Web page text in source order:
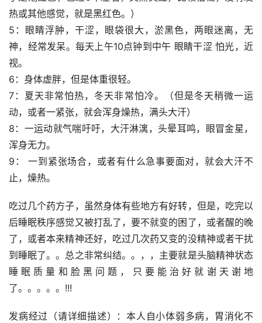
热或其他感觉，就是黑红色。）
5：眼睛浮肿，干涩，眼袋很大，淤黑色，两眼迷离，无
神，经常发呆。每天上午10点钟到中午 眼睛干涩 怕光，近
视。
6：身体虚胖，但是体重很轻。
7：夏天非常怕热，冬天非常怕冷。（但是冬天稍微一运
动，或者一紧张，就会浑身燥热，满头大汗）
8：一运动就气喘吁吁，大汗淋漓，头晕耳鸣，眼冒金星，
浑身无力。
9： 一到紧张场合，或者有什么急事要面对，就会大汗不
止，燥热。
吃过几个药方子，虽然身体有些地方有好转，但是，吃完以
后睡眠秩序感觉又被打乱了，要不就变的困了，或者醒的晚
了，或者本来精神还好，吃过几次药又变的没精神或者干扰
到睡眠了。。总之非常纠结。。，，主要就是头脑精神状态
睡眠质量和脸黑问题，只要能治好就谢天谢地
了。。。。。!!!
发病经过（请详细描述）：本人自小体弱多病，胃消化不